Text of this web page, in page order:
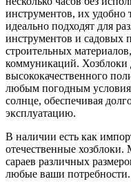
инструментов, их удобно
идеально подходят для
инструментов и садовых
строительных
коммуникаций. Хозблоки
высококачественного
любым погодным
солнце, обеспечивая
эксплуатацию.
В наличии есть как
отечественные
сараев различных
любые ваши потребности.